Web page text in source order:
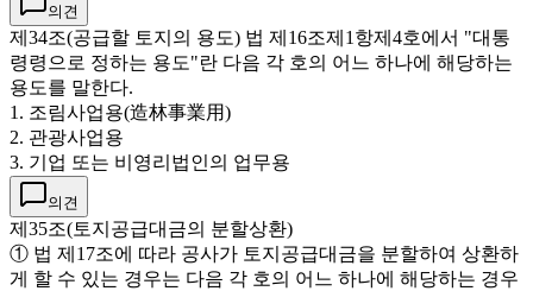
의견
제34조(공급할 토지의 용도) 법 제16조제1항제4호에서 "대통
령령으로 정하는 용도"란 다음 각 호의 어느 하나에 해당하는
용도를 말한다.
1. 조림사업용(造林事業用)
2. 관광사업용
3. 기업 또는 비영리법인의 업무용
의견
제35조(토지공급대금의 분할상환)
① 법 제17조에 따라 공사가 토지공급대금을 분할하여 상환하
게 할 수 있는 경우는 다음 각 호의 어느 하나에 해당하는 경우